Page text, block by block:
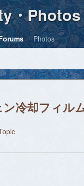
・Photos
Photos
冷却フィ